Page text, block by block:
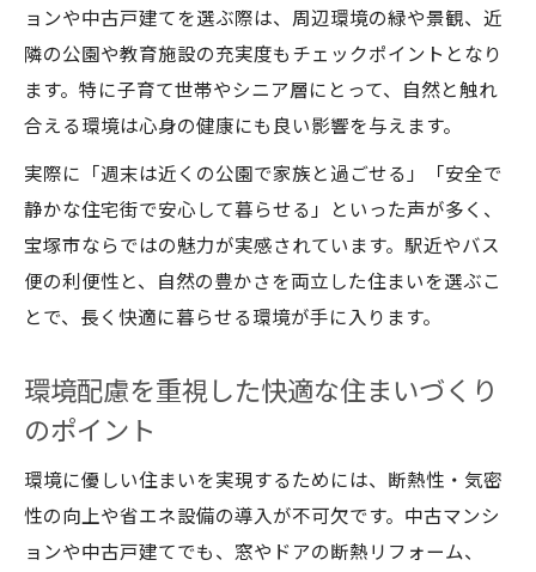
ョンや中古戸建てを選ぶ際は、周辺環境の緑や景観、近
隣の公園や教育施設の充実度もチェックポイントとなり
ます。特に子育て世帯やシニア層にとって、自然と触れ
合える環境は心身の健康にも良い影響を与えます。
実際に「週末は近くの公園で家族と過ごせる」「安全で
静かな住宅街で安心して暮らせる」といった声が多く、
宝塚市ならではの魅力が実感されています。駅近やバス
便の利便性と、自然の豊かさを両立した住まいを選ぶこ
とで、長く快適に暮らせる環境が手に入ります。
環境配慮を重視した快適な住まいづくり
のポイント
環境に優しい住まいを実現するためには、断熱性・気密
性の向上や省エネ設備の導入が不可欠です。中古マンシ
ョンや中古戸建てでも、窓やドアの断熱リフォーム、